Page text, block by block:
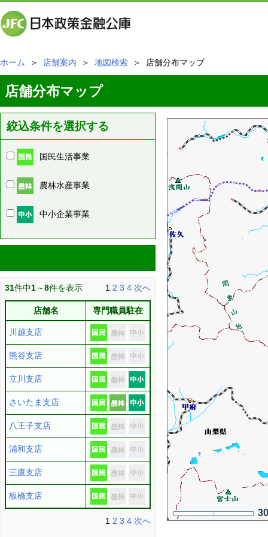
ホーム ＞ 店舗案内 ＞ 地図検索 ＞ 店舗分布マップ
店舗分布マップ
絞込条件を選択する
国民生活事業
農林水産事業
中小企業事業
31件中1～8件を表示 1 2 3 4 次へ
店舗名 専門職員駐在
川越支店
熊谷支店
立川支店
さいたま支店
八王子支店
浦和支店
三鷹支店
板橋支店
1 2 3 4 次へ